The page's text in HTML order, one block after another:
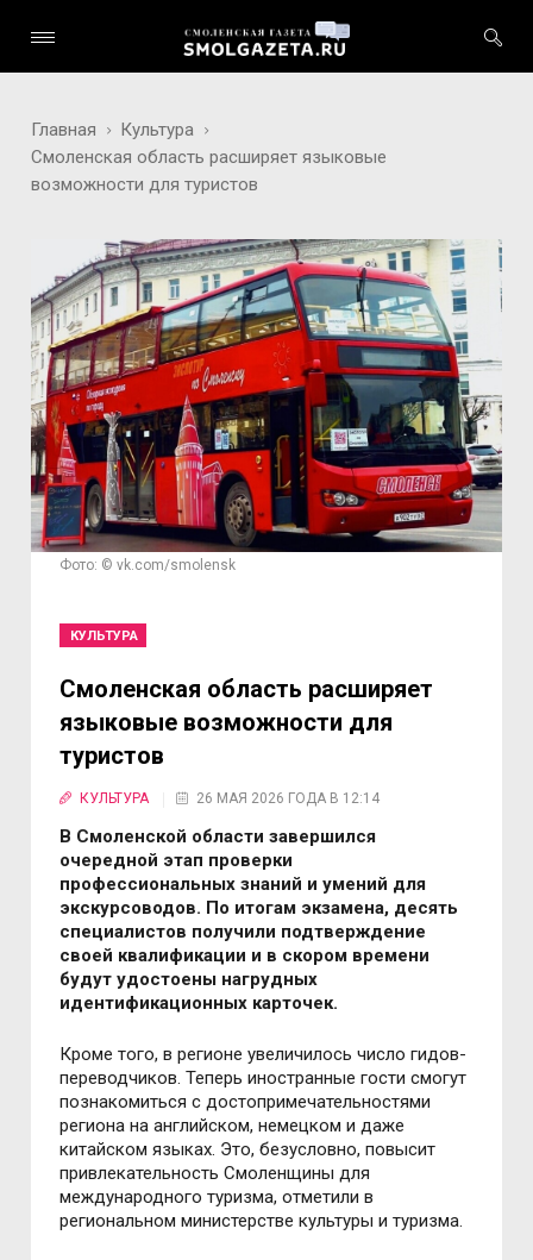
Главная
Культура
Смоленская область расширяет языковые
возможности для туристов
Фото: © vk.com/smolensk
КУЛЬТУРА
Смоленская область расширяет
языковые возможности для
туристов
КУЛЬТУРА 26 МАЯ 2026 ГОДА В 12:14
В Смоленской области завершился
очередной этап проверки
профессиональных знаний и умений для
экскурсоводов. По итогам экзамена, десять
специалистов получили подтверждение
своей квалификации и в скором времени
будут удостоены нагрудных
идентификационных карточек.
Кроме того, в регионе увеличилось число гидов-
переводчиков. Теперь иностранные гости смогут
познакомиться с достопримечательностями
региона на английском, немецком и даже
китайском языках. Это, безусловно, повысит
привлекательность Смоленщины для
международного туризма, отметили в
региональном министерстве культуры и туризма.